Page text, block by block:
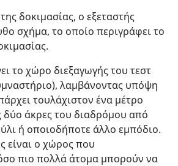
δοκιμασίας, ο εξεταστής
σχήμα, το οποίο περιγράφει το
το χώρο διεξαγωγής του τεστ
λαμβάνοντας υπόψη
τουλάχιστον ένα μέτρο
δύο άκρες του διαδρόμου από
ή οποιοδήποτε άλλο εμπόδιο.
είναι ο χώρος που
πιο πολλά άτομα μπορούν να